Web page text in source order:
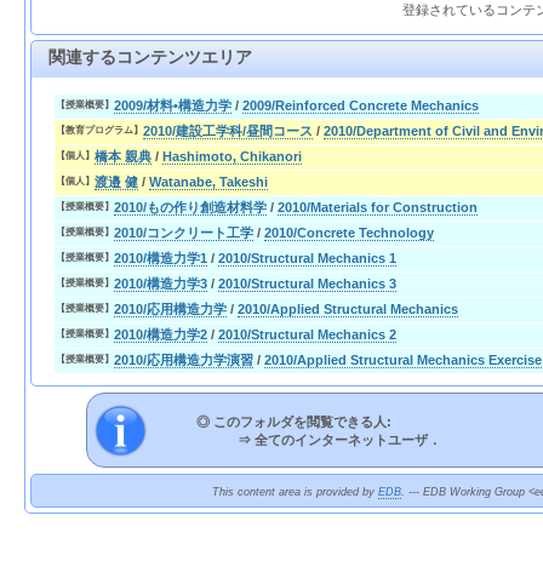
登録されているコンテ
関連するコンテンツエリア
【授業概要】 2009/材料•構造力学 / 2009/Reinforced Concrete Mechanics
【教育プログラム】 2010/建設工学科/昼間コース / 2010/Department of Civil and
【個人】 橋本 親典 / Hashimoto, Chikanori
【個人】 渡邉 健 / Watanabe, Takeshi
【授業概要】 2010/もの作り創造材料学 / 2010/Materials for Construction
【授業概要】 2010/コンクリート工学 / 2010/Concrete Technology
【授業概要】 2010/構造力学1 / 2010/Structural Mechanics 1
【授業概要】 2010/構造力学3 / 2010/Structural Mechanics 3
【授業概要】 2010/応用構造力学 / 2010/Applied Structural Mechanics
【授業概要】 2010/構造力学2 / 2010/Structural Mechanics 2
【授業概要】 2010/応用構造力学演習 / 2010/Applied Structural Mechanics Exercise
◎ このフォルダを閲覧できる人:
⇒ 全てのインターネットユーザ．
This content area is provided by EDB. --- EDB Working Group